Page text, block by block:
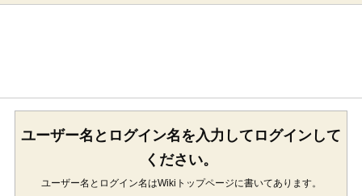
ユーザー名とログイン名を入力してログインして
ください。
ユーザー名とログイン名はWikiトップページに書いてあります。